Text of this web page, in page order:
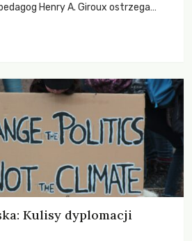
Henry A. Giroux ostrzega
obywateli?
Kulisy dyplomacji